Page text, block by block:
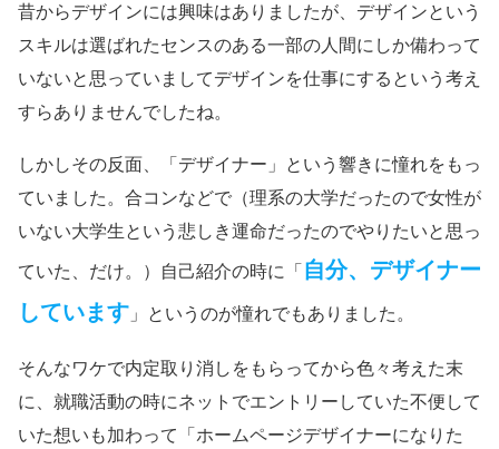
昔からデザインには興味はありましたが、デザインという
スキルは選ばれたセンスのある一部の人間にしか備わって
いないと思っていましてデザインを仕事にするという考え
すらありませんでしたね。
しかしその反面、「デザイナー」という響きに憧れをもっ
ていました。合コンなどで（理系の大学だったので女性が
いない大学生という悲しき運命だったのでやりたいと思っ
ていた、だけ。）自己紹介の時に「 自分、デザイナー
しています 」というのが憧れでもありました。
そんなワケで内定取り消しをもらってから色々考えた末
に、就職活動の時にネットでエントリーしていた不便して
いた想いも加わって「ホームページデザイナーになりた